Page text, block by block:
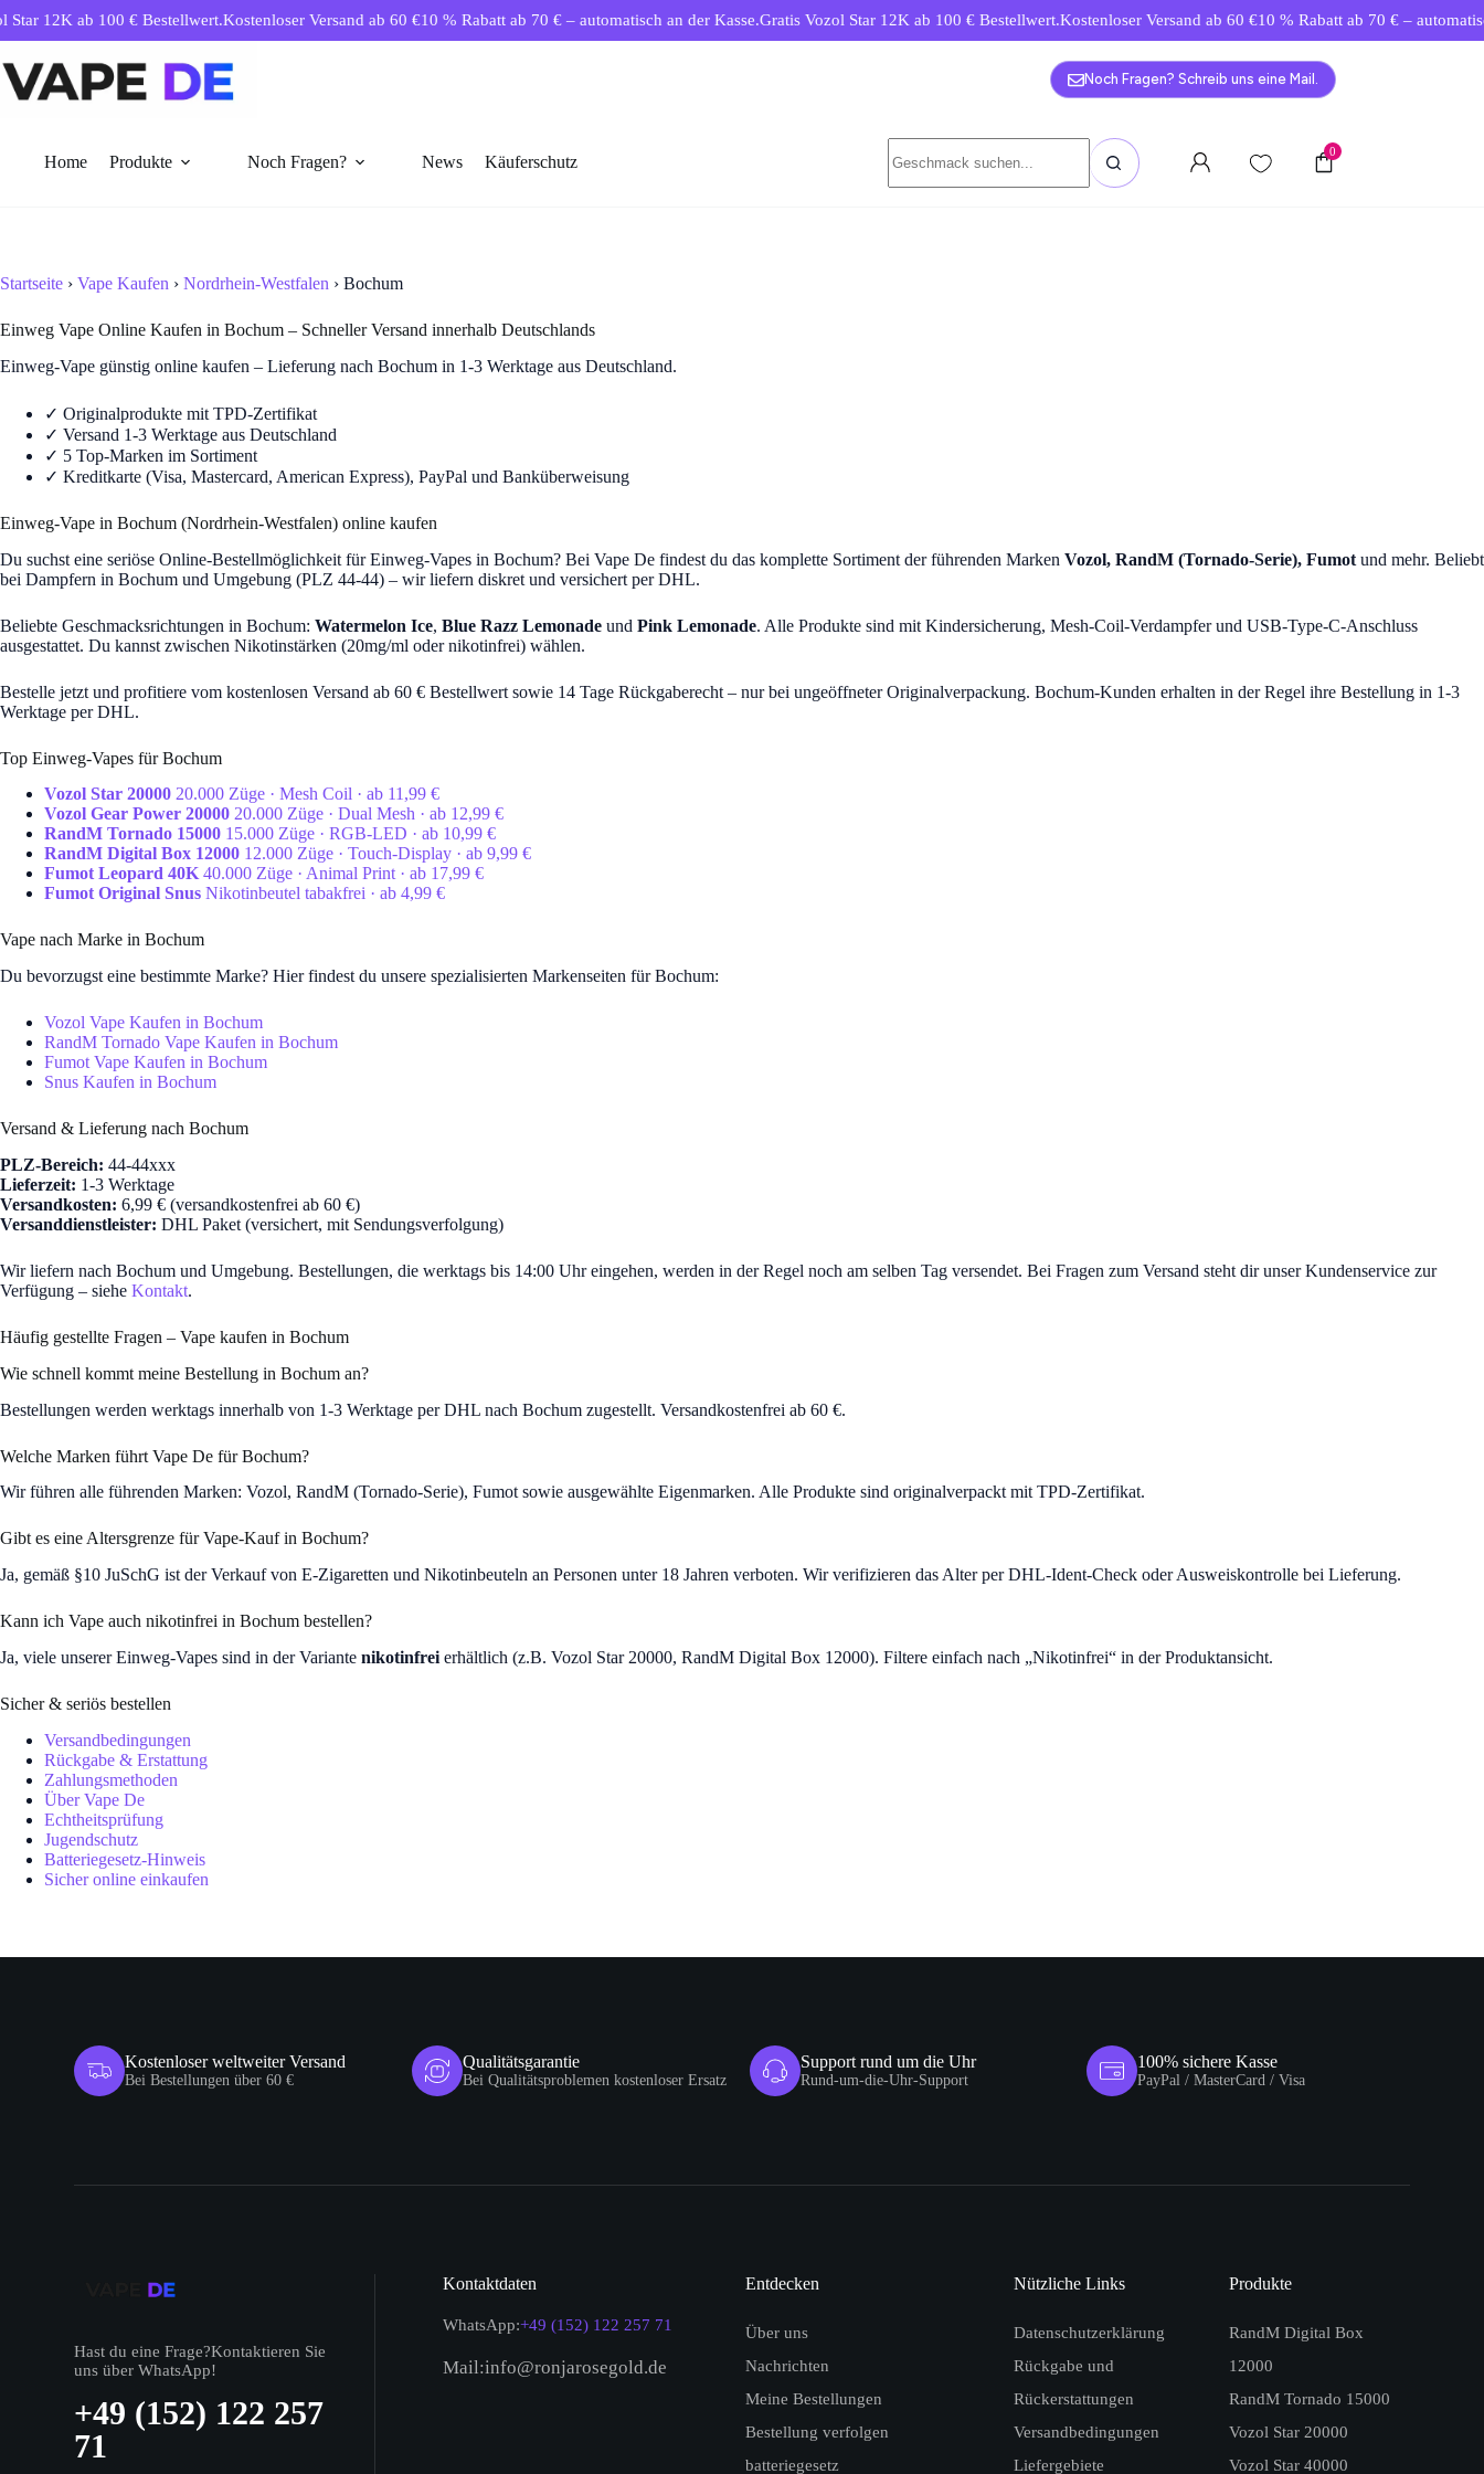
Inhalt
12K ab 100 € Bestellwert.Kostenloser Versand ab 60 €10 % Rabatt ab 70 € – automatisch an der Kasse.Gratis Vozol Star 12K ab 100 € Bestellwert.Kostenloser Versand ab 60 €10 % Rabatt ab 70 € – automatisch
Noch Fragen? Schreib uns eine Mail.
Home Produkte Noch Fragen? News Käuferschutz
Ergebnisse
0
Startseite › Vape Kaufen › Nordrhein-Westfalen › Bochum
Einweg Vape Online Kaufen in Bochum – Schneller Versand innerhalb Deutschlands
Einweg-Vape günstig online kaufen – Lieferung nach Bochum in 1-3 Werktage aus Deutschland.
✓ Originalprodukte mit TPD-Zertifikat
✓ Versand 1-3 Werktage aus Deutschland
✓ 5 Top-Marken im Sortiment
✓ Kreditkarte (Visa, Mastercard, American Express), PayPal und Banküberweisung
Einweg-Vape in Bochum (Nordrhein-Westfalen) online kaufen
Du suchst eine seriöse Online-Bestellmöglichkeit für Einweg-Vapes in Bochum? Bei Vape De findest du das komplette Sortiment der führenden Marken Vozol, RandM (Tornado-Serie), Fumot und mehr. Beliebt
bei Dampfern in Bochum und Umgebung (PLZ 44-44) – wir liefern diskret und versichert per DHL.
Beliebte Geschmacksrichtungen in Bochum: Watermelon Ice, Blue Razz Lemonade und Pink Lemonade. Alle Produkte sind mit Kindersicherung, Mesh-Coil-Verdampfer und USB-Type-C-Anschluss
ausgestattet. Du kannst zwischen Nikotinstärken (20mg/ml oder nikotinfrei) wählen.
Bestelle jetzt und profitiere vom kostenlosen Versand ab 60 € Bestellwert sowie 14 Tage Rückgaberecht – nur bei ungeöffneter Originalverpackung. Bochum-Kunden erhalten in der Regel ihre Bestellung in 1-3
Werktage per DHL.
Top Einweg-Vapes für Bochum
Vozol Star 20000 20.000 Züge · Mesh Coil · ab 11,99 €
Vozol Gear Power 20000 20.000 Züge · Dual Mesh · ab 12,99 €
RandM Tornado 15000 15.000 Züge · RGB-LED · ab 10,99 €
RandM Digital Box 12000 12.000 Züge · Touch-Display · ab 9,99 €
Fumot Leopard 40K 40.000 Züge · Animal Print · ab 17,99 €
Fumot Original Snus Nikotinbeutel tabakfrei · ab 4,99 €
Vape nach Marke in Bochum
Du bevorzugst eine bestimmte Marke? Hier findest du unsere spezialisierten Markenseiten für Bochum:
Vozol Vape Kaufen in Bochum
RandM Tornado Vape Kaufen in Bochum
Fumot Vape Kaufen in Bochum
Snus Kaufen in Bochum
Versand & Lieferung nach Bochum
PLZ-Bereich: 44-44xxx
Lieferzeit: 1-3 Werktage
Versandkosten: 6,99 € (versandkostenfrei ab 60 €)
Versanddienstleister: DHL Paket (versichert, mit Sendungsverfolgung)
Wir liefern nach Bochum und Umgebung. Bestellungen, die werktags bis 14:00 Uhr eingehen, werden in der Regel noch am selben Tag versendet. Bei Fragen zum Versand steht dir unser Kundenservice zur
Verfügung – siehe Kontakt.
Häufig gestellte Fragen – Vape kaufen in Bochum
Wie schnell kommt meine Bestellung in Bochum an?
Bestellungen werden werktags innerhalb von 1-3 Werktage per DHL nach Bochum zugestellt. Versandkostenfrei ab 60 €.
Welche Marken führt Vape De für Bochum?
Wir führen alle führenden Marken: Vozol, RandM (Tornado-Serie), Fumot sowie ausgewählte Eigenmarken. Alle Produkte sind originalverpackt mit TPD-Zertifikat.
Gibt es eine Altersgrenze für Vape-Kauf in Bochum?
Ja, gemäß §10 JuSchG ist der Verkauf von E-Zigaretten und Nikotinbeuteln an Personen unter 18 Jahren verboten. Wir verifizieren das Alter per DHL-Ident-Check oder Ausweiskontrolle bei Lieferung.
Kann ich Vape auch nikotinfrei in Bochum bestellen?
Ja, viele unserer Einweg-Vapes sind in der Variante nikotinfrei erhältlich (z.B. Vozol Star 20000, RandM Digital Box 12000). Filtere einfach nach „Nikotinfrei“ in der Produktansicht.
Sicher & seriös bestellen
Versandbedingungen
Rückgabe & Erstattung
Zahlungsmethoden
Über Vape De
Echtheitsprüfung
Jugendschutz
Batteriegesetz-Hinweis
Sicher online einkaufen
Kostenloser weltweiter Versand
Bei Bestellungen über 60 €
Qualitätsgarantie
Bei Qualitätsproblemen kostenloser Ersatz
Support rund um die Uhr
Rund-um-die-Uhr-Support
100% sichere Kasse
PayPal / MasterCard / Visa
Hast du eine Frage?Kontaktieren Sie
uns über WhatsApp!
+49 (152) 122 257
71
Kontaktdaten
WhatsApp:+49 (152) 122 257 71
Mail:info@ronjarosegold.de
Entdecken
Über uns
Nachrichten
Meine Bestellungen
Bestellung verfolgen
batteriegesetz
Nützliche Links
Datenschutzerklärung
Rückgabe und
Rückerstattungen
Versandbedingungen
Liefergebiete
Produkte
RandM Digital Box
12000
RandM Tornado 15000
Vozol Star 20000
Vozol Star 40000